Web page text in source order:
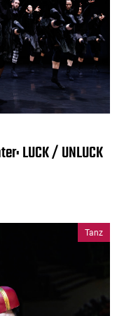
LUCK / UNLUCK
Tanz